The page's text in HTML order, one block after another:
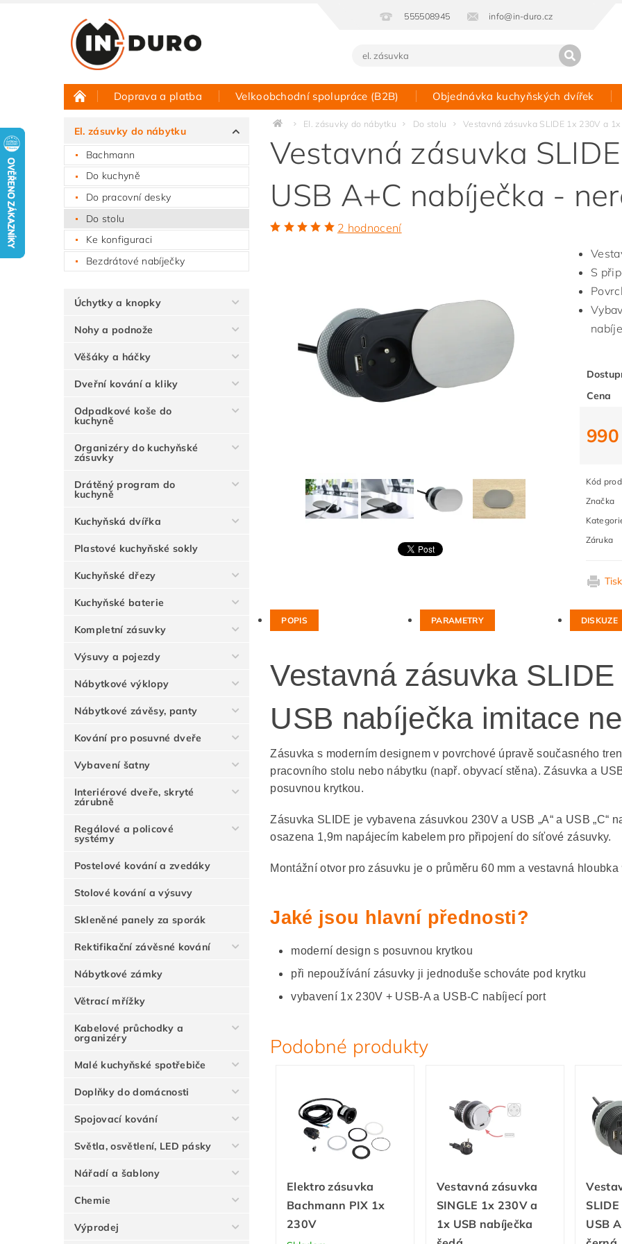
555508945 info@in-duro.cz
Doprava a platba Velkoobchodní spolupráce (B2B) Objednávka kuchyňských dvířek
Půjčovna vzorků Hodnocení obchodu Kontakt
El. zásuvky do nábytku
Bachmann
Do kuchyně
Do pracovní desky
Do stolu
Ke konfiguraci
Bezdrátové nabíječky
Úchytky a knopky
Nohy a podnože
Věšáky a háčky
Dveřní kování a kliky
Odpadkové koše do
kuchyně
Organizéry do kuchyňské
zásuvky
Drátěný program do
kuchyně
Kuchyňská dvířka
Plastové kuchyňské sokly
Kuchyňské dřezy
Kuchyňské baterie
Kompletní zásuvky
Výsuvy a pojezdy
Nábytkové výklopy
Nábytkové závěsy, panty
Kování pro posuvné dveře
Vybavení šatny
Interiérové dveře, skryté
zárubně
Regálové a policové
systémy
Postelové kování a zvedáky
Stolové kování a výsuvy
Skleněné panely za sporák
Rektifikační závěsné kování
Nábytkové zámky
Větrací mřížky
Kabelové průchodky a
organizéry
Malé kuchyňské spotřebiče
Doplňky do domácnosti
Spojovací kování
Světla, osvětlení, LED pásky
Nářadí a šablony
Chemie
Výprodej
El. zásuvky do nábytku Do stolu Vestavná zásuvka SLIDE 1x 230V a
Vestavná zásuvka
USB A+C nabíječka -
2 hodnocení
S
Cena
Kód
Značka
Záruka
Tisk
POPIS PARAMETRY DISKUZE
Vestavná zásuvka
USB nabíječka imitace
Zásuvka s moderním designem v povrchové úpravě současného
pracovního stolu nebo nábytku (např. obyvací stěna). Zásuvka a
posuvnou krytkou.
Zásuvka SLIDE je vybavena zásuvkou 230V a USB „A“ a USB „C“
osazena 1,9m napájecím kabelem pro připojení do síťové zásuvky.
Montážní otvor pro zásuvku je o průměru 60 mm a vestavná hloubka
Jaké jsou hlavní přednosti?
moderní design s posuvnou krytkou
při nepoužívání zásuvky ji jednoduše schováte pod krytku
vybavení 1x 230V + USB-A a USB-C nabíjecí port
Podobné produkty
Elektro zásuvka
Bachmann PIX 1x
230V
Vestavná zásuvka
SINGLE 1x 230V a
1x USB nabíječka
USB